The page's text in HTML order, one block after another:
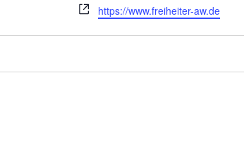
W
e
b
e
https://www.freiheiter-aw.de